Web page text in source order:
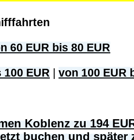
60 EUR bis 80 EUR
EUR von 100 EUR
Koblenz zu 194
buchen und später